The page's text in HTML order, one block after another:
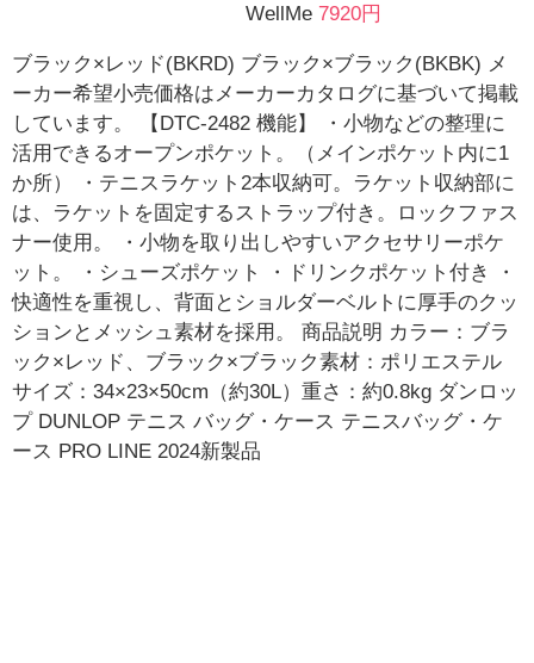
WellMe 7920円
ブラック×レッド(BKRD) ブラック×ブラック(BKBK) メ
ーカー希望小売価格はメーカーカタログに基づいて掲載
しています。 【DTC-2482 機能】 ・小物などの整理に
活用できるオープンポケット。（メインポケット内に1
か所） ・テニスラケット2本収納可。ラケット収納部に
は、ラケットを固定するストラップ付き。ロックファス
ナー使用。 ・小物を取り出しやすいアクセサリーポケ
ット。 ・シューズポケット ・ドリンクポケット付き ・
快適性を重視し、背面とショルダーベルトに厚手のクッ
ションとメッシュ素材を採用。 商品説明 カラー：ブラ
ック×レッド、ブラック×ブラック素材：ポリエステル
サイズ：34×23×50cm（約30L）重さ：約0.8kg ダンロッ
プ DUNLOP テニス バッグ・ケース テニスバッグ・ケ
ース PRO LINE 2024新製品